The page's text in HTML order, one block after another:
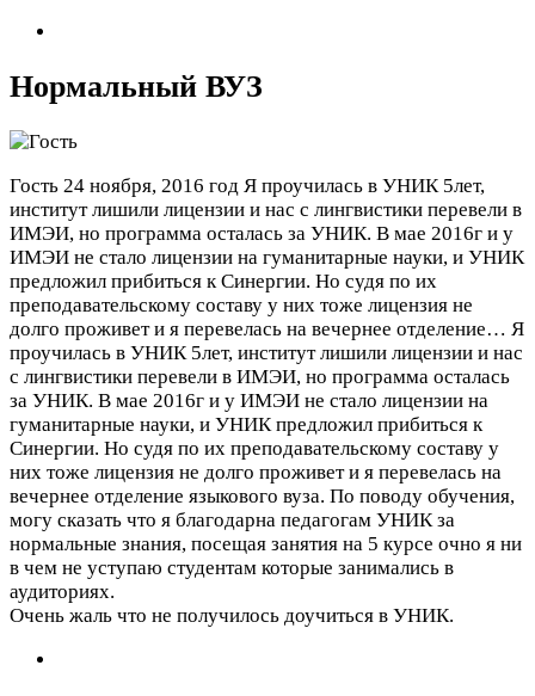
Нормальный ВУЗ
Гость 24 ноября, 2016 год Я проучилась в УНИК 5лет,
институт лишили лицензии и нас с лингвистики перевели в
ИМЭИ, но программа осталась за УНИК. В мае 2016г и у
ИМЭИ не стало лицензии на гуманитарные науки, и УНИК
предложил прибиться к Синергии. Но судя по их
преподавательскому составу у них тоже лицензия не
долго проживет и я перевелась на вечернее отделение… Я
проучилась в УНИК 5лет, институт лишили лицензии и нас
с лингвистики перевели в ИМЭИ, но программа осталась
за УНИК. В мае 2016г и у ИМЭИ не стало лицензии на
гуманитарные науки, и УНИК предложил прибиться к
Синергии. Но судя по их преподавательскому составу у
них тоже лицензия не долго проживет и я перевелась на
вечернее отделение языкового вуза. По поводу обучения,
могу сказать что я благодарна педагогам УНИК за
нормальные знания, посещая занятия на 5 курсе очно я ни
в чем не уступаю студентам которые занимались в
аудиториях.
Очень жаль что не получилось доучиться в УНИК.